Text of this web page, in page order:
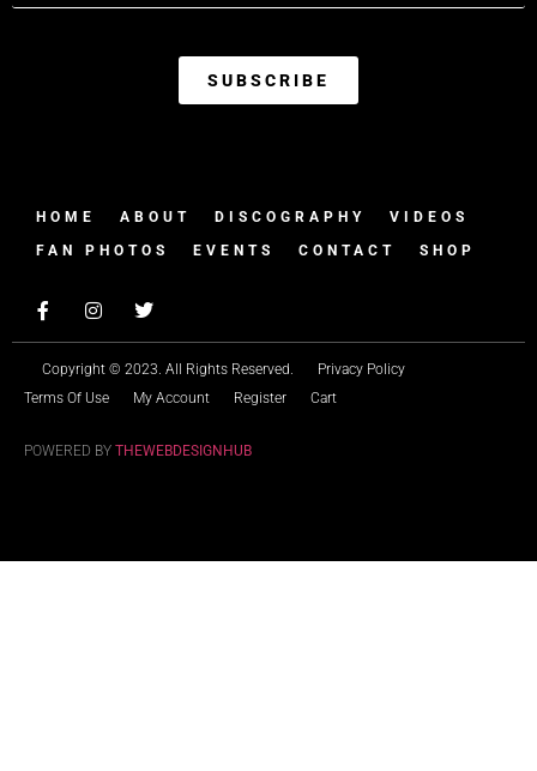
SUBSCRIBE
HOME ABOUT DISCOGRAPHY
VIDEOS
FAN PHOTOS
EVENTS CONTACT SHOP
Copyright © 2023. All Rights Reserved.
Privacy Policy
Terms Of Use
My Account Register Cart
POWERED BY THEWEBDESIGNHUB